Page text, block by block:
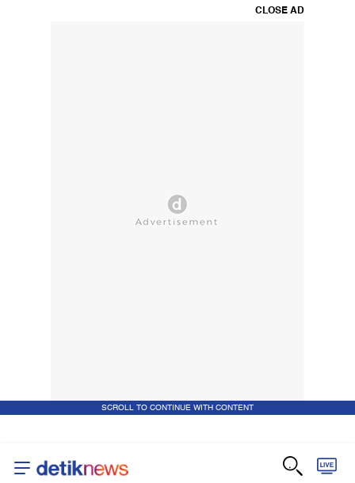
CLOSE AD
SCROLL TO CONTINUE WITH CONTENT